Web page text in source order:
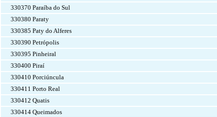
330370 Paraíba do Sul
330380 Paraty
330385 Paty do Alferes
330390 Petrópolis
330395 Pinheiral
330400 Piraí
330410 Porciúncula
330411 Porto Real
330412 Quatis
330414 Queimados